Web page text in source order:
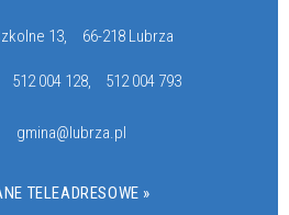
13, 66-218 Lubrza
512 004 128, 512 004 793
gmina@lubrza.pl
TELEADRESOWE »